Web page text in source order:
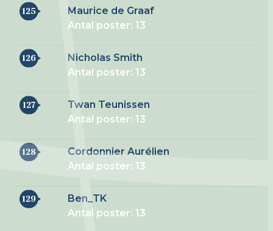
125
Maurice de Graaf
Antal poster: 13
126
Nicholas Smith
Antal poster: 13
127
Twan Teunissen
Antal poster: 13
128
Cordonnier Aurélien
Antal poster: 13
129
Ben_TK
Antal poster: 13